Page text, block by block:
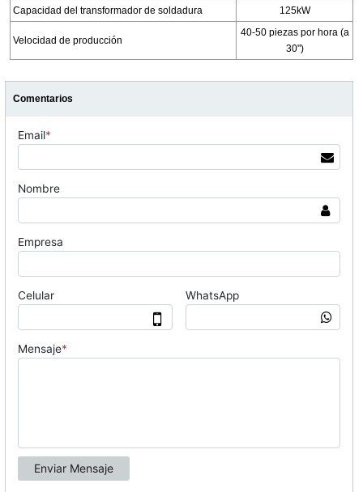
Capacidad del transformador de soldadura
125kW
Velocidad de producción
40-50 piezas por hora (a
30")
Comentarios